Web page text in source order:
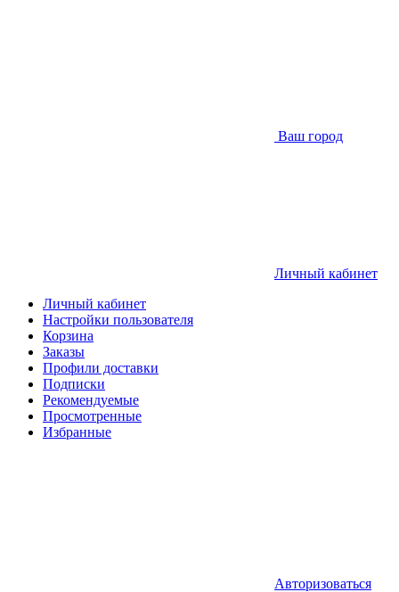
Ваш город
Личный кабинет
Личный кабинет
Настройки пользователя
Корзина
Заказы
Профили доставки
Подписки
Рекомендуемые
Просмотренные
Избранные
Авторизоваться